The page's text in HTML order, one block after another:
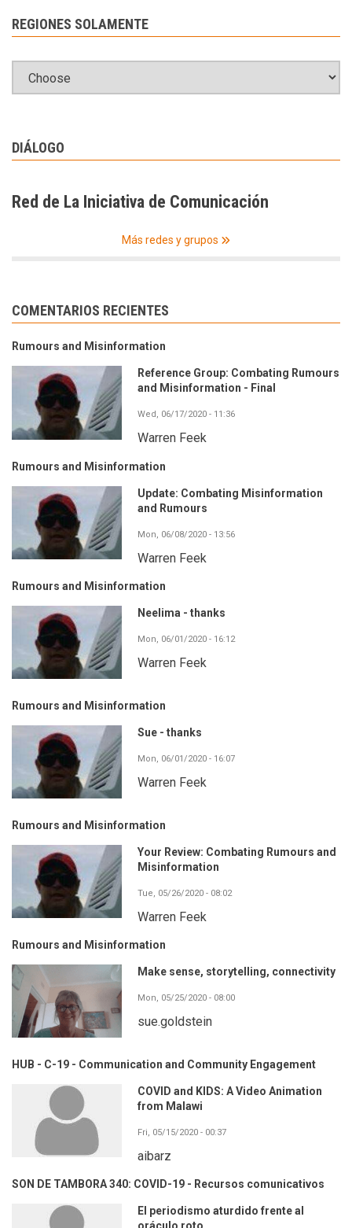
REGIONES SOLAMENTE
DIÁLOGO
Red de La Iniciativa de Comunicación
Más redes y grupos
COMENTARIOS RECIENTES
Rumours and Misinformation
Reference Group: Combating Rumours
and Misinformation - Final
Wed, 06/17/2020 - 11:36
Warren Feek
Rumours and Misinformation
Update: Combating Misinformation
and Rumours
Mon, 06/08/2020 - 13:56
Warren Feek
Rumours and Misinformation
Neelima - thanks
Mon, 06/01/2020 - 16:12
Warren Feek
Rumours and Misinformation
Sue - thanks
Mon, 06/01/2020 - 16:07
Warren Feek
Rumours and Misinformation
Your Review: Combating Rumours and
Misinformation
Tue, 05/26/2020 - 08:02
Warren Feek
Rumours and Misinformation
Make sense, storytelling, connectivity
Mon, 05/25/2020 - 08:00
sue.goldstein
HUB - C-19 - Communication and Community Engagement
COVID and KIDS: A Video Animation
from Malawi
Fri, 05/15/2020 - 00:37
aibarz
SON DE TAMBORA 340: COVID-19 - Recursos comunicativos
El periodismo aturdido frente al